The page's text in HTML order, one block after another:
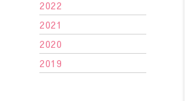
2022
2021
2020
2019